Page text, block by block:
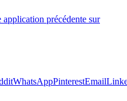
précédente sur
WhatsAppPinterestEmail